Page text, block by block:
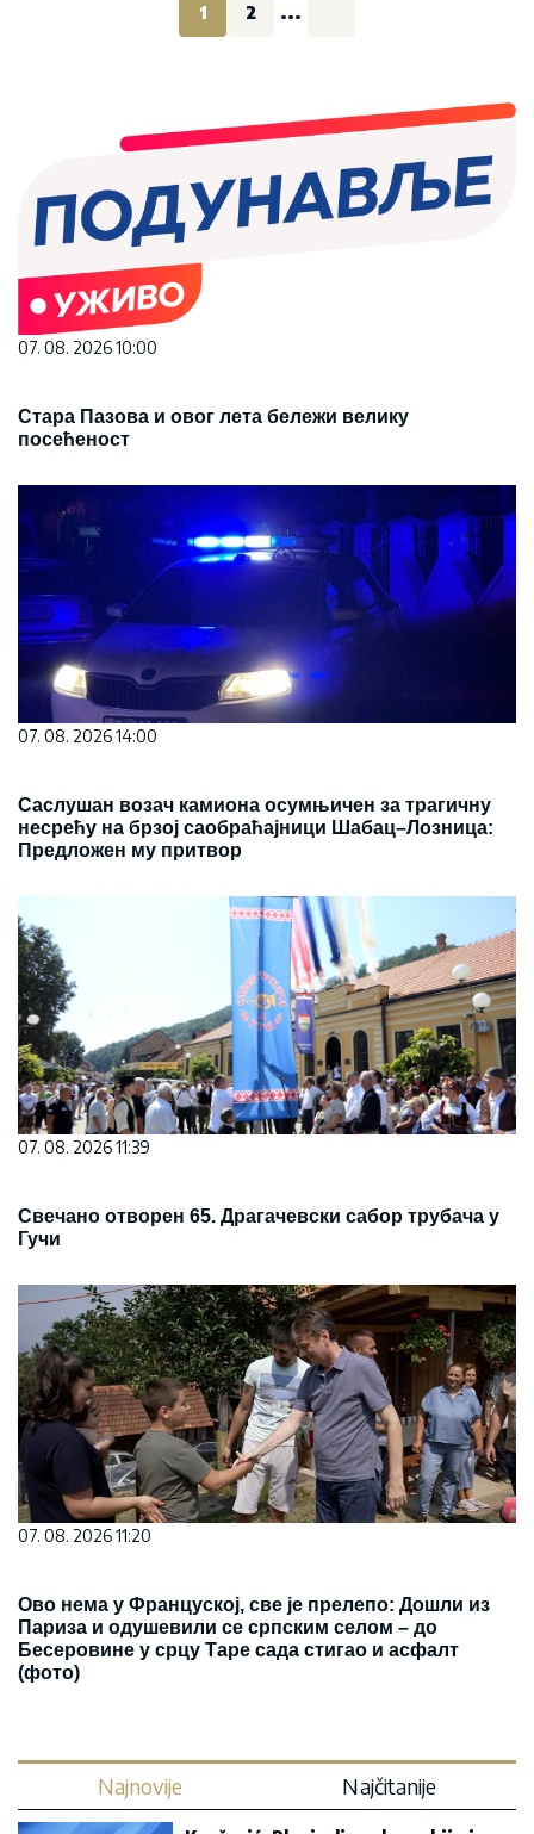
1 2 ...
07. 08. 2026 10:00
Стара Пазова и овог лета бележи велику
посећеност
07. 08. 2026 14:00
Саслушан возач камиона осумњичен за трагичну
несрећу на брзој саобраћајници Шабац–Лозница:
Предложен му притвор
07. 08. 2026 11:39
Свечано отворен 65. Драгачевски сабор трубача у
Гучи
07. 08. 2026 11:20
Ово нема у Француској, све је прелепо: Дошли из
Париза и одушевили се српским селом – до
Бесеровине у срцу Таре сада стигао и асфалт
(фото)
Najnovije Najčitanije